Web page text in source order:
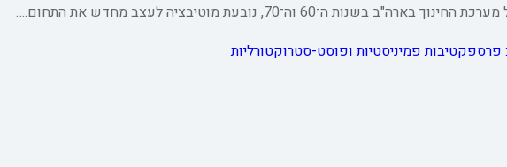
וה־70, נובעת מוטיבציה לעצב מחדש את התחום.…
פרספקטיבות פמיניסטיות ופוסט-סטרוקטורליות